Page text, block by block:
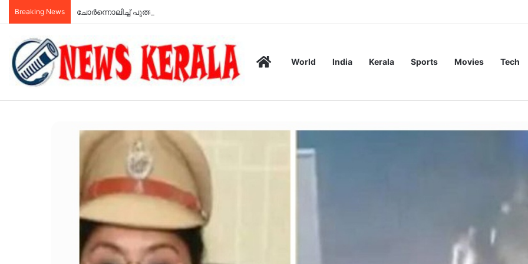
Breaking News ചോർന്നൊലിച്ച് പുത്തുമല ദുരിതബാധികരുടെ വീടുകൾ; മുൻ ഇടത് സർക്കാരും സന്നദ്ധ സംഘടനകളും നൽകിയ വീടുകളിൽ
HomeWorld India Kerala Sports Movies Tech